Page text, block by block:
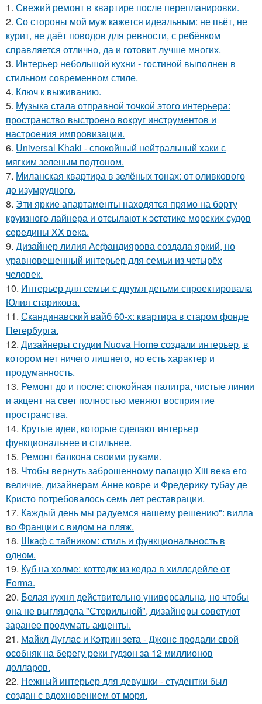
1. Свежий ремонт в квартире после перепланировки.
2. Со стороны мой муж кажется идеальным: не пьёт, не
курит, не даёт поводов для ревности, с ребёнком
справляется отлично, да и готовит лучше многих.
3. Интерьер небольшой кухни - гостиной выполнен в
стильном современном стиле.
4. Ключ к выживанию.
5. Музыка стала отправной точкой этого интерьера:
пространство выстроено вокруг инструментов и
настроения импровизации.
6. Universal Khaki - спокойный нейтральный хаки с
мягким зеленым подтоном.
7. Миланская квартира в зелёных тонах: от оливкового
до изумрудного.
8. Эти яркие апартаменты находятся прямо на борту
круизного лайнера и отсылают к эстетике морских судов
середины XX века.
9. Дизайнер лилия Асфандиярова создала яркий, но
уравновешенный интерьер для семьи из четырёх
человек.
10. Интерьер для семьи с двумя детьми спроектировала
Юлия старикова.
11. Скандинавский вайб 60-х: квартира в старом фонде
Петербурга.
12. Дизайнеры студии Nuova Home создали интерьер, в
котором нет ничего лишнего, но есть характер и
продуманность.
13. Ремонт до и после: спокойная палитра, чистые линии
и акцент на свет полностью меняют восприятие
пространства.
14. Крутые идеи, которые сделают интерьер
функциональнее и стильнее.
15. Ремонт балкона своими руками.
16. Чтобы вернуть заброшенному палаццо Xiii века его
величие, дизайнерам Анне ковре и Фредерику тубау де
Кристо потребовалось семь лет реставрации.
17. Каждый день мы радуемся нашему решению": вилла
во Франции с видом на пляж.
18. Шкаф с тайником: стиль и функциональность в
одном.
19. Куб на холме: коттедж из кедра в хиллсдейле от
Forma.
20. Белая кухня действительно универсальна, но чтобы
она не выглядела "Стерильной", дизайнеры советуют
заранее продумать акценты.
21. Майкл Дуглас и Кэтрин зета - Джонс продали свой
особняк на берегу реки гудзон за 12 миллионов
долларов.
22. Нежный интерьер для девушки - студентки был
создан с вдохновением от моря.